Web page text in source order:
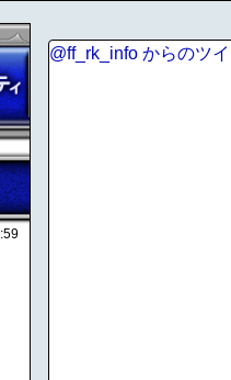
@ff_rk_info からのツイ